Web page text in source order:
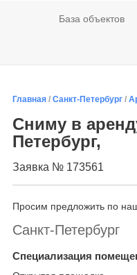
База объектов
Главная / Санкт-Петербург /
Сниму в
Петербург,
Заявка № 173561
Просим предложить по
Санкт-Петербург
Специализация